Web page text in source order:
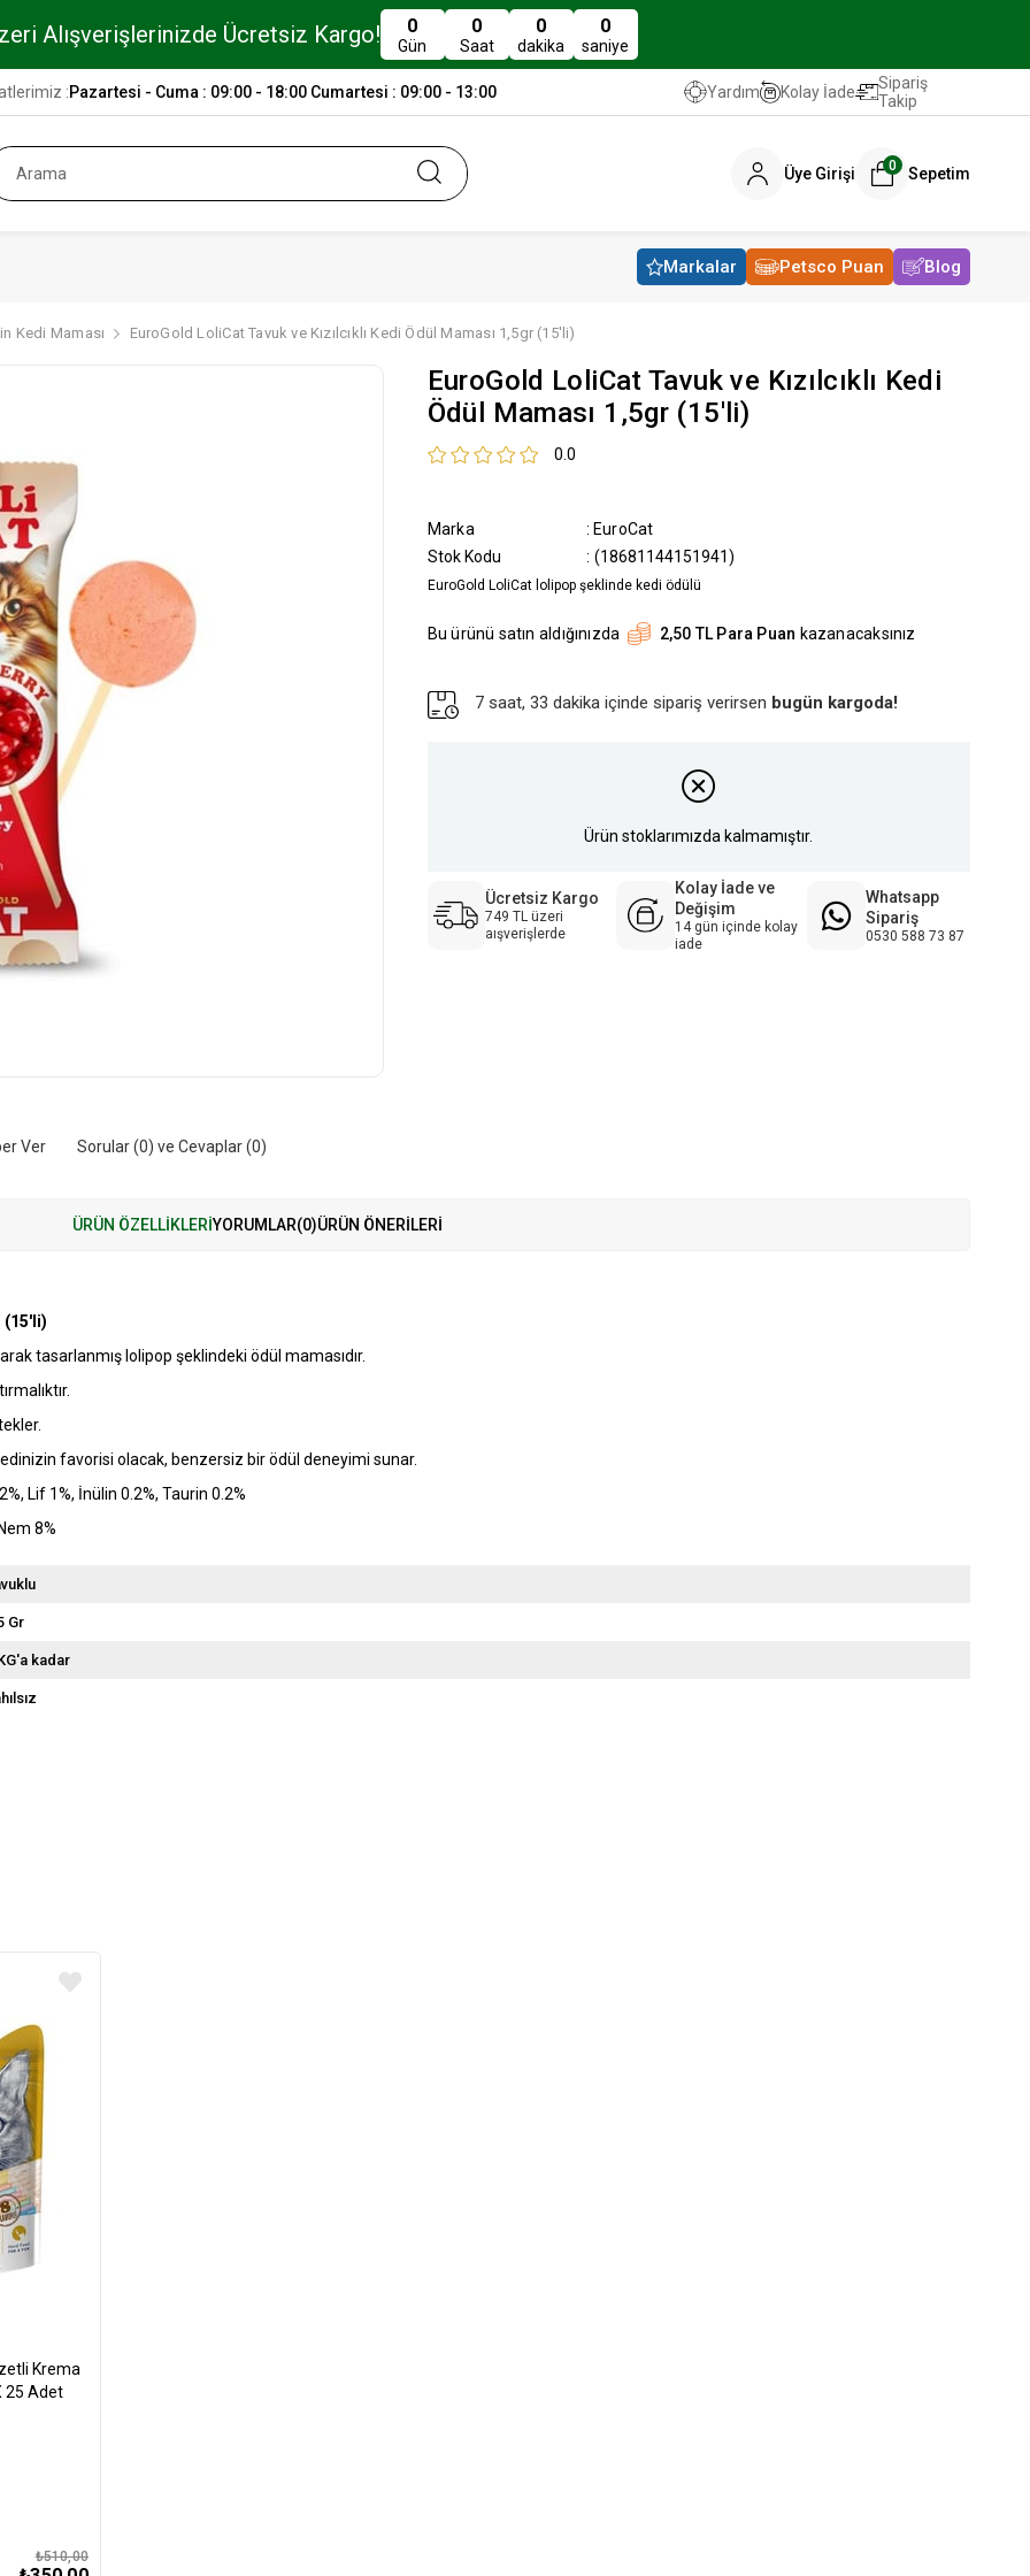
Alışverişlerinizde Ücretsiz Kargo! 0
Gün
0
Saat
0
dakika
0
saniye
:Pazartesi - Cuma : 09:00 - 18:00 Cumartesi : 09:00 - 13:00 Yardım Kolay İade
Sipariş
Takip
Üye Girişi Sepetim
0
Markalar Petsco Puan Blog
Kedi Maması EuroGold LoliCat Tavuk ve Kızılcıklı Kedi Ödül Maması 1,5gr (15'li)
Ver Sorular (0) ve Cevaplar (0)
EuroGold LoliCat Tavuk ve Kızılcıklı Kedi
Ödül Maması 1,5gr (15'li)
0.0
Marka : EuroCat
Stok Kodu
(18681144151941)
EuroGold LoliCat lolipop şeklinde kedi ödülü
Bu ürünü satın aldığınızda 2,50 TL Para Puan kazanacaksınız
7 saat, 33 dakika içinde sipariş verirsen bugün kargoda!
Ürün stoklarımızda kalmamıştır.
Ücretsiz Kargo
749 TL üzeri
aışverişlerde
Kolay İade ve
Değişim
14 gün içinde kolay
iade
Whatsapp
Sipariş
0530 588 73 87
ÜRÜN ÖZELLIKLERIYORUMLAR(0)ÜRÜN ÖNERILERI
(15'li)
tasarlanmış lolipop şeklindeki ödül mamasıdır.
favorisi olacak, benzersiz bir ödül deneyimi sunar.
Lif 1%, İnülin 0.2%, Taurin 0.2%
8%
Gr
kadar
Krema
25 Adet
₺510,00